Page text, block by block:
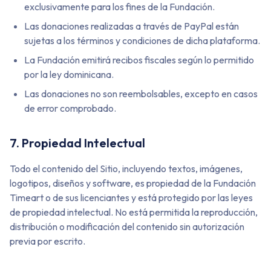
exclusivamente para los fines de la Fundación.
Las donaciones realizadas a través de PayPal están
sujetas a los términos y condiciones de dicha plataforma.
La Fundación emitirá recibos fiscales según lo permitido
por la ley dominicana.
Las donaciones no son reembolsables, excepto en casos
de error comprobado.
7. Propiedad Intelectual
Todo el contenido del Sitio, incluyendo textos, imágenes,
logotipos, diseños y software, es propiedad de la Fundación
Timeart o de sus licenciantes y está protegido por las leyes
de propiedad intelectual. No está permitida la reproducción,
distribución o modificación del contenido sin autorización
previa por escrito.